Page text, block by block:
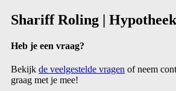
Shariff Roling |
Heb je een vraag?
Bekijk de veelgestelde vragen of neem
graag met je mee!